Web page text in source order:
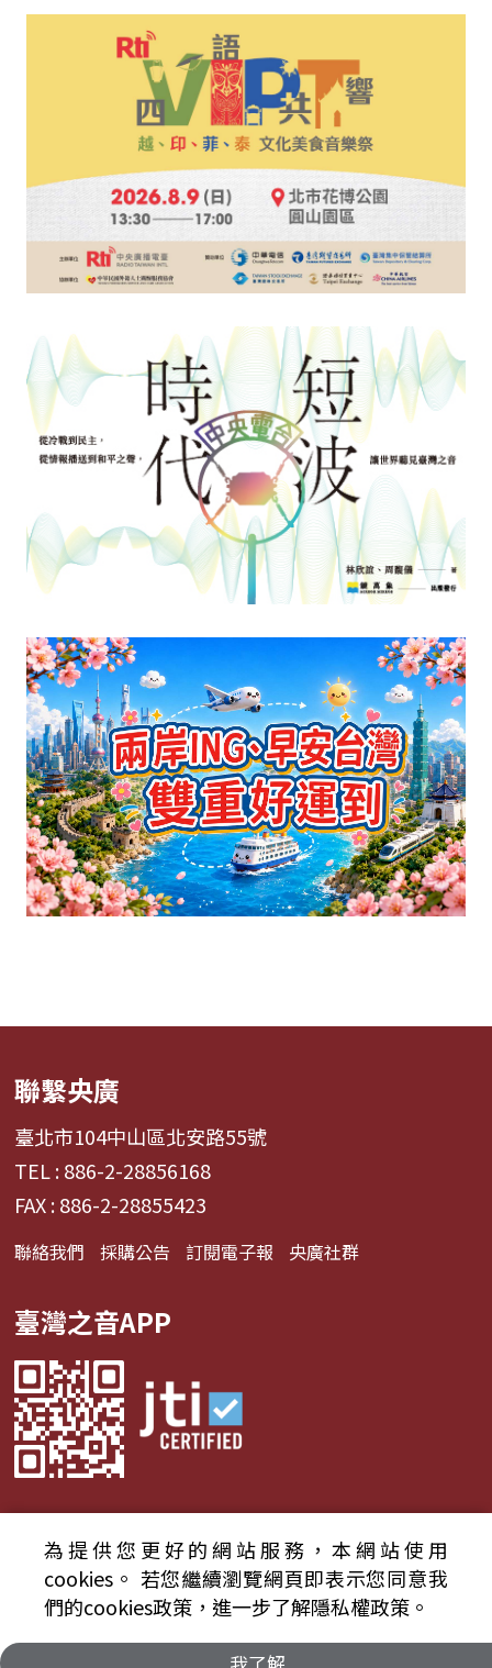
聯繫央廣
臺北市104中山區北安路55號
TEL : 886-2-28856168
FAX : 886-2-28855423
聯絡我們 採購公告 訂閱電子報 央廣社群
臺灣之音APP
© 2024財團法人中央廣播電臺 版權所有
資通安全政策聲明
服務條款 隱私權條款
為提供您更好的網站服務，本網站使用
cookies。 若您繼續瀏覽網頁即表示您同意我
們的cookies政策，進一步了解隱私權政策。